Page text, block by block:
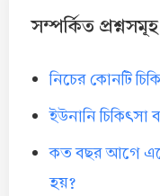
সম্পর্কিত প্রশ্নসমূহ
নিচের কোনটি
ইউনানি চিকিৎসা
কত বছর আগে
হয়?